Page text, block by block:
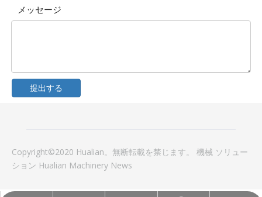
メッセージ
提出する
Copyright©2020 Hualian。無断転載を禁じます。 機械 ソリュー
ション Hualian Machinery News